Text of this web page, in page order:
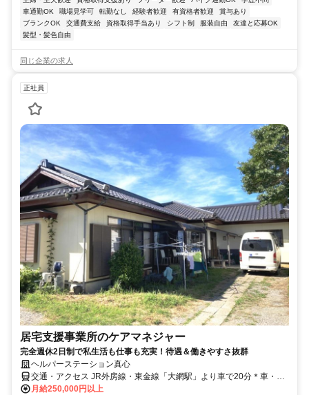
車通勤OK
職場見学可 転勤なし 経験者歓迎 有資格者歓迎
賞与あり
ブランクOK
交通費支給 資格取得手当あり シフト制 服装自由
友達と応募OK
髪型・髪色自由
同じ企業の求人
正社員
居宅支援事業所のケアマネジャー
完全週休2日制で私生活も仕事も充実！待遇＆働きやすさ抜群
ヘルパーステーション真心
交通・アクセス JR外房線・東金線「大網駅」より車で20分＊車・バ
イク通勤OK
月給250,000円以上